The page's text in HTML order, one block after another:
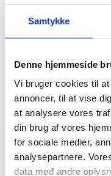
Samtykke
Denne hjemmeside
Vi bruger cookies til
annoncer, til at vise
at analysere vores
din brug af vores
for sociale medier,
analysepartnere.
data med andre
Hvad er
En cookie er en lille
Formålet er, at
besøg.
Cookies gemmes i din
af vores hjemmeside,
indsamler ikke personlige
anvendes primært til
En cookie kan ikke